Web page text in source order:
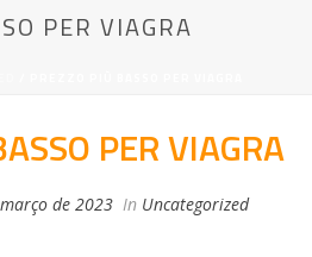
PER VIAGRA
PER VIAGRA
de 2023 In Uncategorized